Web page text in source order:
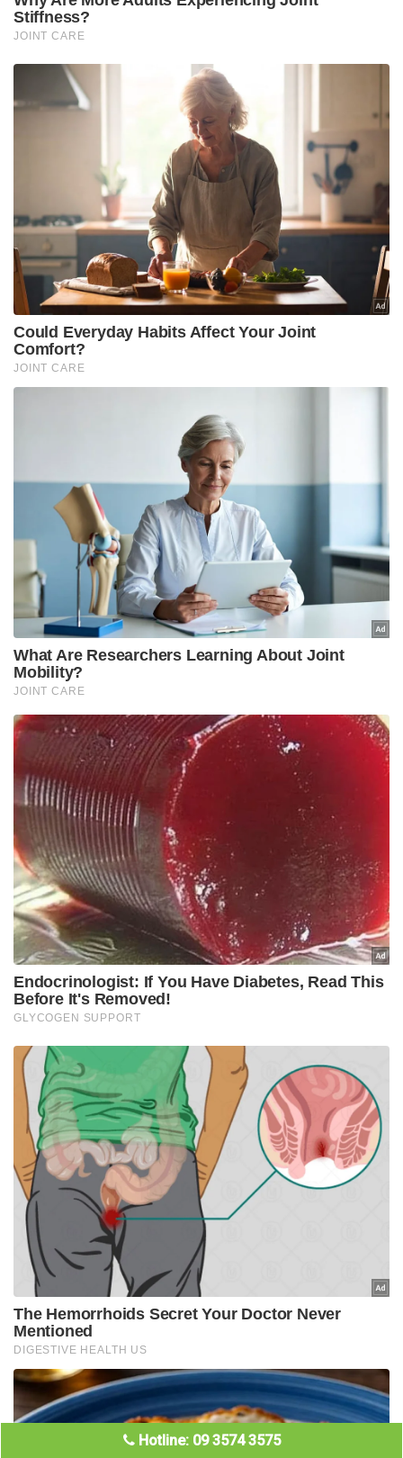
Hotline: 09 3574 3575